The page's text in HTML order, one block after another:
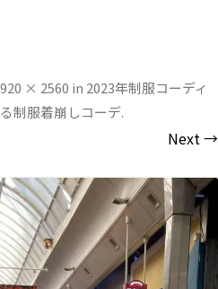
× 2560 in 2023年制服コーディ
制服着崩しコーデ.
Next →